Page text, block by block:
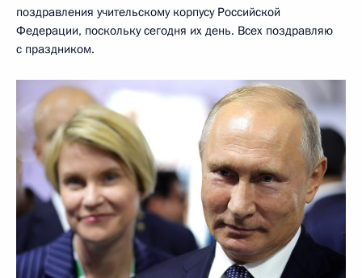
поздравления учительскому корпусу Российской
Федерации, поскольку сегодня их день. Всех поздравляю
с праздником.